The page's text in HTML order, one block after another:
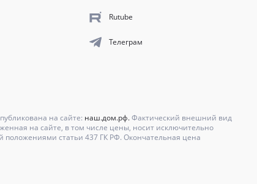
Rutube
Телеграм
на сайте: наш.дом.рф.Фактический внешний вид
на сайте, в том числе цены, носит исключительно
положениями статьи 437 ГК РФ. Окончательная цена